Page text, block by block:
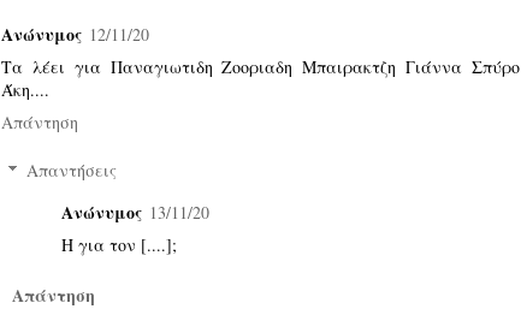
Ανώνυμος 12/11/20
Τα λέει για Παναγιωτιδη Ζοοριαδη Μπαιρακτζη Γιάννα Σπύρο
Άκη....
Απάντηση
Απαντήσεις
Ανώνυμος 13/11/20
Η για τον [....];
Απάντηση